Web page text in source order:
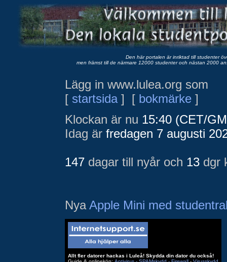
Den här portalen är inriktad till studenter
men främst till de närmare 12000 studenter och nästan 2000
Lägg in www.lulea.org som
[ startsida] [ bokmärke ]
Klockan är nu 15:40 (CET/
Idag är fredagen 7 augusti
147 dagar till nyår och 13 dgr
NyaApple Mini med
Allt fler datorer hackas i Luleå! Skydda din dator du också!